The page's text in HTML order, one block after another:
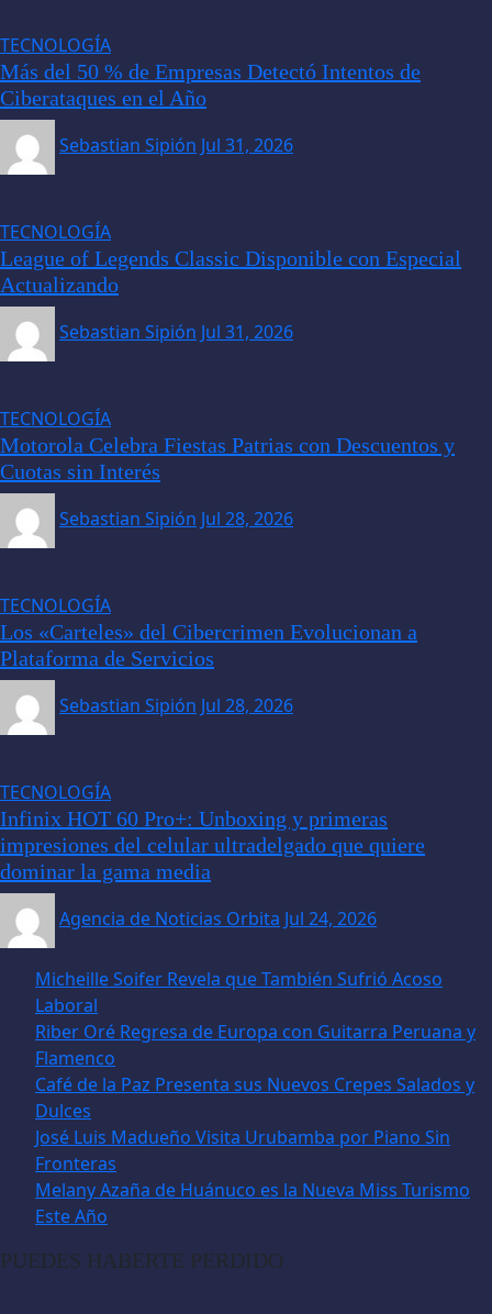
TECNOLOGÍA
Más del 50 % de Empresas Detectó Intentos de
Ciberataques en el Año
Sebastian Sipión Jul 31, 2026
TECNOLOGÍA
League of Legends Classic Disponible con Especial
Actualizando
Sebastian Sipión Jul 31, 2026
TECNOLOGÍA
Motorola Celebra Fiestas Patrias con Descuentos y
Cuotas sin Interés
Sebastian Sipión Jul 28, 2026
TECNOLOGÍA
Los «Carteles» del Cibercrimen Evolucionan a
Plataforma de Servicios
Sebastian Sipión Jul 28, 2026
TECNOLOGÍA
Infinix HOT 60 Pro+: Unboxing y primeras
impresiones del celular ultradelgado que quiere
dominar la gama media
Agencia de Noticias Orbita Jul 24, 2026
Micheille Soifer Revela que También Sufrió Acoso
Laboral
Riber Oré Regresa de Europa con Guitarra Peruana y
Flamenco
Café de la Paz Presenta sus Nuevos Crepes Salados y
Dulces
José Luis Madueño Visita Urubamba por Piano Sin
Fronteras
Melany Azaña de Huánuco es la Nueva Miss Turismo
Este Año
PUEDES HABERTE PERDIDO